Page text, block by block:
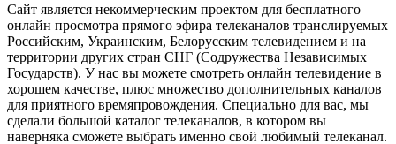
Сайт является некоммерческим проектом для бесплатного
онлайн просмотра прямого эфира телеканалов транслируемых
Российским, Украинским, Белорусским телевидением и на
территории других стран СНГ (Содружества Независимых
Государств). У нас вы можете смотреть онлайн телевидение в
хорошем качестве, плюс множество дополнительных каналов
для приятного времяпровождения. Специально для вас, мы
сделали большой каталог телеканалов, в котором вы
наверняка сможете выбрать именно свой любимый телеканал.